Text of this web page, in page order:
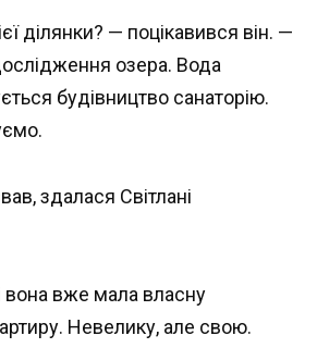
ділянки? — поцікавився він. —
озера. Вода
будівництво санаторію.
здалася Світлані
вона вже мала власну
Невелику, але свою.